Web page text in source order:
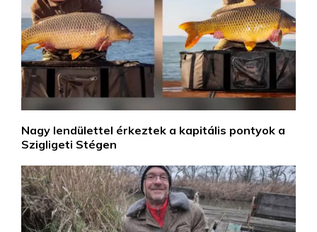
Nagy lendülettel érkeztek a kapitális pontyok a
Szigligeti Stégen